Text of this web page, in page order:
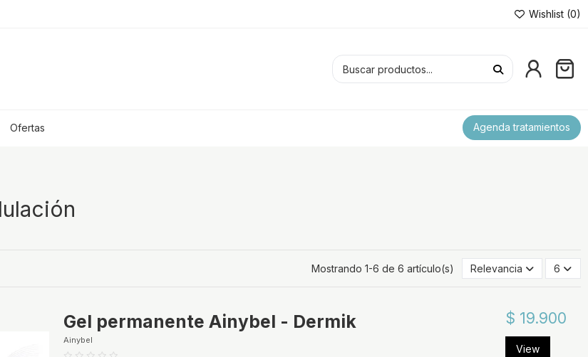
Wishlist (0)
Ofertas Agenda tratamientos
Mostrando 1-6 de 6 artículo(s) Relevancia 6
Gel permanente Ainybel - Dermik
Ainybel
$ 19.900
View